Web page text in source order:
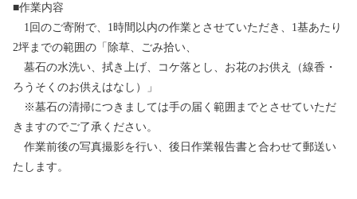
■作業内容
1回のご寄附で、1時間以内の作業とさせていただき、1基あたり
2坪までの範囲の「除草、ごみ拾い、
墓石の水洗い、拭き上げ、コケ落とし、お花のお供え（線香・
ろうそくのお供えはなし）」
※墓石の清掃につきましては手の届く範囲までとさせていただ
きますのでご了承ください。
作業前後の写真撮影を行い、後日作業報告書と合わせて郵送い
たします。